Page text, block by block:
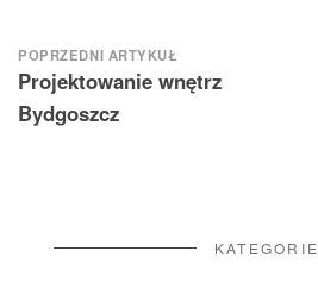
Nawigacja
wpisu
POPRZEDNI ARTYKUŁ
Projektowanie wnętrz
Bydgoszcz
KATEGORIE